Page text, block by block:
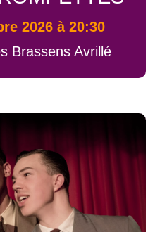
2026 à 20:30
Brassens Avrillé